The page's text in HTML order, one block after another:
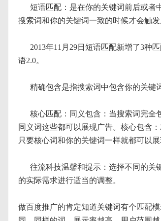
短语匹配：是在你的关键词前后或者
搜索词和你的关键词一致的时候才会触发
2013年11月29日短语匹配新增了3种
语2.0。
精确包含是指搜索词中包含你的关键
核心匹配：同义包含：当搜索词完全
同义词这些都可以展现广告。核心包含
只要核心词和你的关键词一样就都可以
往流科技温馨和提示：选择不同的关
的实际需求进行适当的调整。
做百度推广的肯定知道关键词有个匹配